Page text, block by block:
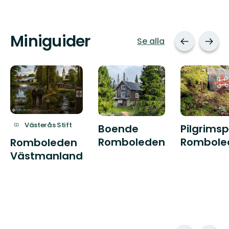
Miniguider Se alla
Västerås Stift
Romboleden
Västmanland
Boende
Romboleden